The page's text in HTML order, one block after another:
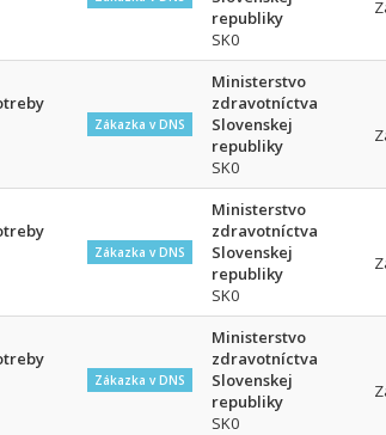
republiky
SK0
Zákazka v DNS
Ministerstvo
zdravotníctva
Slovenskej
republiky
SK0
Zákazka v DNS
Ministerstvo
zdravotníctva
Slovenskej
republiky
SK0
Zákazka v DNS
Ministerstvo
zdravotníctva
Slovenskej
republiky
SK0